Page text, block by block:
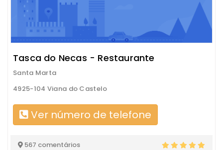
Tasca do Necas - Restaurante
Santa Marta
4925-104 Viana do Castelo
Ver número de telefone
567 comentários